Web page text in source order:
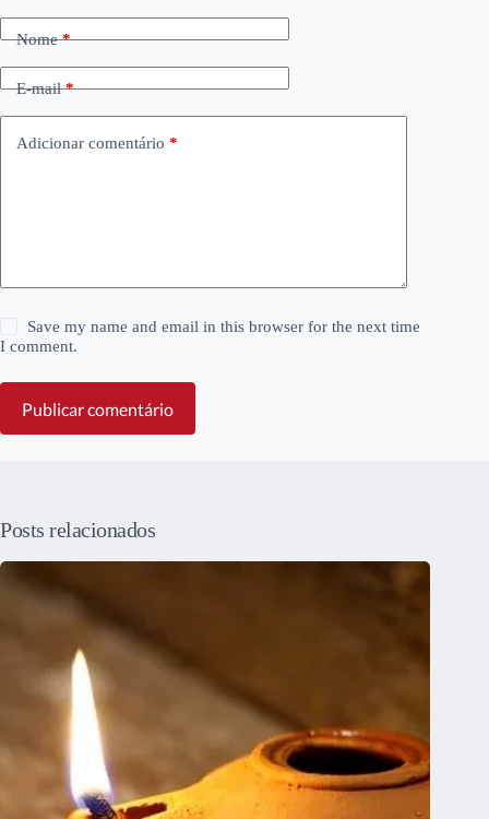
Nome*
E-mail*
Adicionar comentário *
Save my name and email in this browser for the next time
I comment.
Publicar comentário
Posts relacionados